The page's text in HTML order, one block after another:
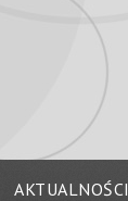
AKTUALNOŚCI